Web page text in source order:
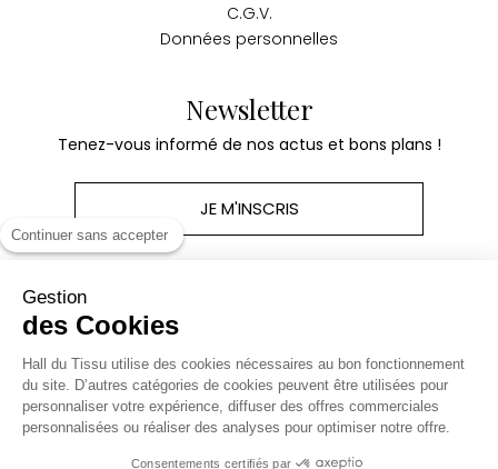
Continuer sans accepter
Gestion
des Cookies
Hall du Tissu utilise des cookies nécessaires au bon fonctionnement
du site. D’autres catégories de cookies peuvent être utilisées pour
personnaliser votre expérience, diffuser des offres commerciales
personnalisées ou réaliser des analyses pour optimiser notre offre.
Consentements certifiés par
C.G.V.
Données personnelles
Newsletter
Tenez-vous informé de nos actus et bons plans !
JE M'INSCRIS
Produits
Notre société